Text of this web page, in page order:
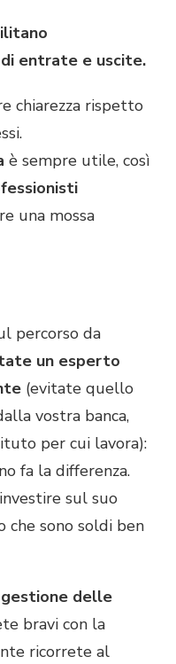
entrate e uscite.
chiarezza rispetto
è sempre utile, così
una mossa
percorso da
un esperto
(evitate quello
vostra banca,
per cui lavora):
fa la differenza.
sul suo
che sono soldi ben
delle
bravi con la
ricorrete al